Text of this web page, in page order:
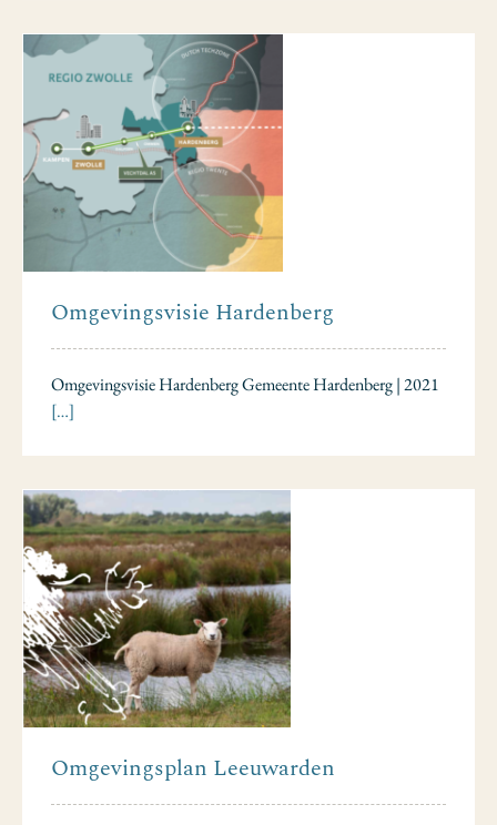
Omgevingsvisie Hardenberg
Omgevingsvisie Hardenberg Gemeente Hardenberg | 2021
[…]
Omgevingsplan Leeuwarden